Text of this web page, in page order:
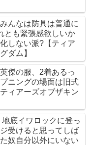
んなは防具は普通に
とも緊張感欲しいか
しない派?【ティア
ダム】
傑の服、2着あるっ
ニングの場面は旧式
ィアーズオブザキン
地底イワロックに登っ
受けると思ってしば
奴自分以外にいない